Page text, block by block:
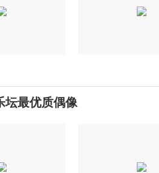
坛最优质偶像